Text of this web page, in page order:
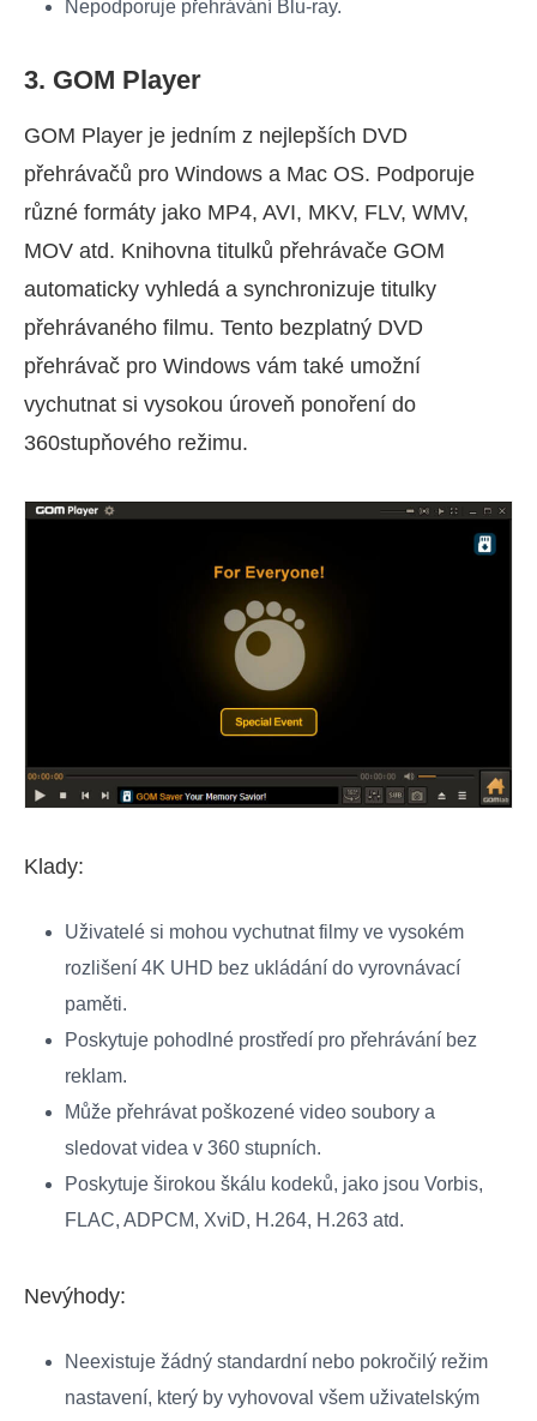
Nepodporuje přehrávání Blu-ray.
3. GOM Player
GOM Player je jedním z nejlepších DVD
přehrávačů pro Windows a Mac OS. Podporuje
různé formáty jako MP4, AVI, MKV, FLV, WMV,
MOV atd. Knihovna titulků přehrávače GOM
automaticky vyhledá a synchronizuje titulky
přehrávaného filmu. Tento bezplatný DVD
přehrávač pro Windows vám také umožní
vychutnat si vysokou úroveň ponoření do
360stupňového režimu.
Klady:
Uživatelé si mohou vychutnat filmy ve vysokém
rozlišení 4K UHD bez ukládání do vyrovnávací
paměti.
Poskytuje pohodlné prostředí pro přehrávání bez
reklam.
Může přehrávat poškozené video soubory a
sledovat videa v 360 stupních.
Poskytuje širokou škálu kodeků, jako jsou Vorbis,
FLAC, ADPCM, XviD, H.264, H.263 atd.
Nevýhody:
Neexistuje žádný standardní nebo pokročilý režim
nastavení, který by vyhovoval všem uživatelským